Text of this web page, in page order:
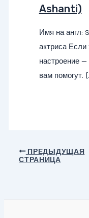
Ashanti)
Имя на англ:
актриса Если
настроение
вам помогут.
Навигация
ПРЕДЫДУЩАЯ
СТРАНИЦА